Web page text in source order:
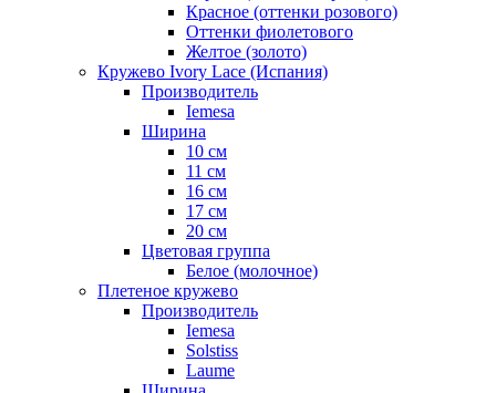
Красное (оттенки розового)
Оттенки фиолетового
Желтое (золото)
Кружево Ivory Lace (Испания)
Производитель
Iemesa
Ширина
10 см
11 см
16 см
17 см
20 см
Цветовая группа
Белое (молочное)
Плетеное кружево
Производитель
Iemesa
Solstiss
Laume